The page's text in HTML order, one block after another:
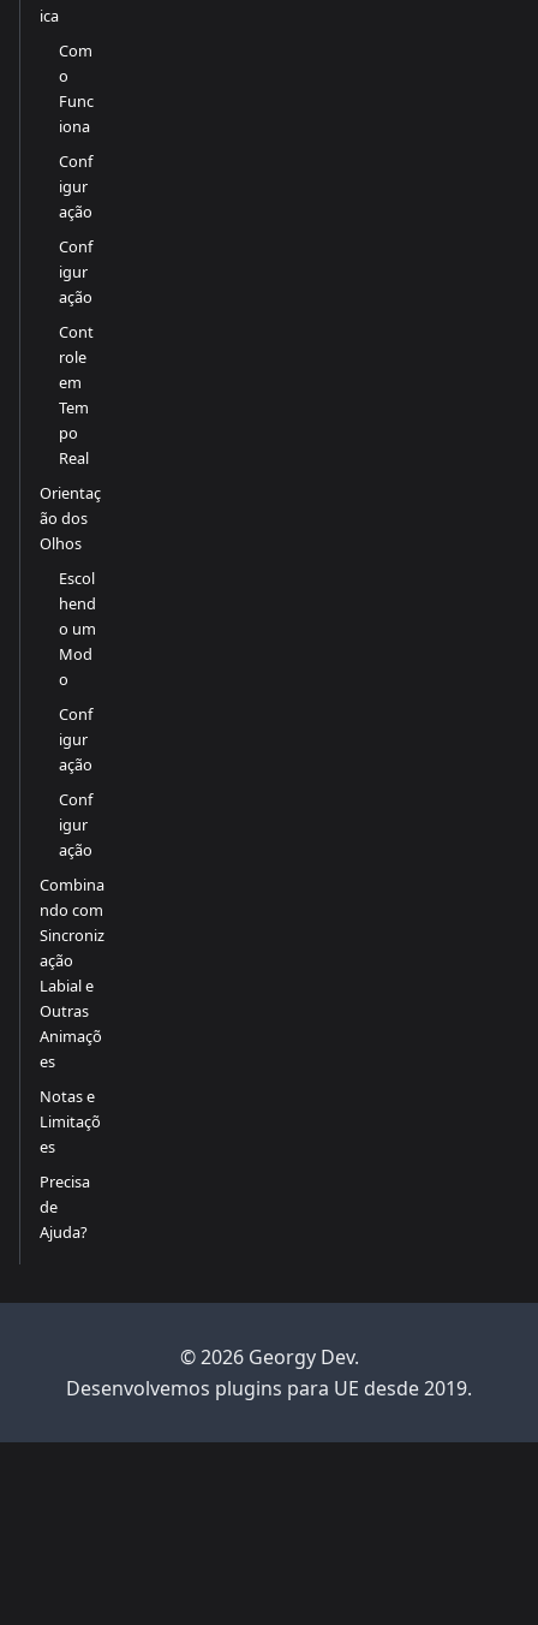
ica
Com
o
Func
iona
Conf
igur
ação
Conf
igur
ação
Cont
role
em
Tem
po
Real
Orientaç
ão dos
Olhos
Escol
hend
o um
Mod
o
Conf
igur
ação
Conf
igur
ação
Combina
ndo com
Sincroniz
ação
Labial e
Outras
Animaçõ
es
Notas e
Limitaçõ
es
Precisa
de
Ajuda?
© 2026 Georgy Dev.
Desenvolvemos plugins para UE desde 2019.